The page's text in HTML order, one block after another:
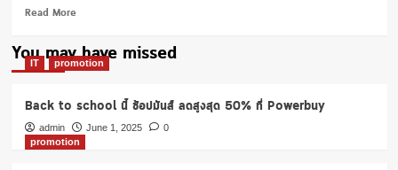
Read MoreRead
about
เมนู
สงกรานต์
คาเฟ่
อ
You may have missed
IT promotion
Back to school นี้ ช้อปมันส์ ลดสูงสุด 50% ที่ Powerbuy
admin June 1, 2025
0
promotion